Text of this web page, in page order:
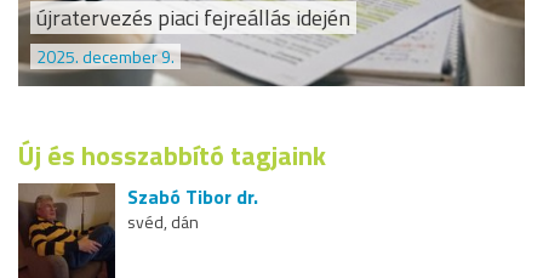
újratervezés piaci fejreállás idején
2025. december 9.
Új és hosszabbító tagjaink
Szabó Tibor dr.
svéd, dán